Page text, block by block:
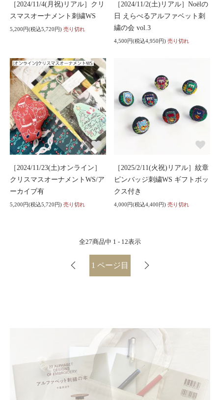
［2024/11/4(月祝)リアル］クリ
スマスオーナメント刺繍WS
5,200円(税込5,720円) 売り切れ
［2024/11/2(土)リアル］Noëlの
日 えらべるアルファベット刺
繍の会 vol.3
4,500円(税込4,950円) 売り切れ
［2024/11/23(土)オンライン］
クリスマスオーナメントWS/ア
ーカイブ有
5,200円(税込5,720円) 売り切れ
［2025/2/11(火祝)リアル］紋章
ピンバッジ刺繍WS ギフトボッ
クス付き
4,000円(税込4,400円) 売り切れ
全27商品中 1 - 12表示
1 ページ目